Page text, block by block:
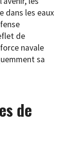
dans les eaux
de
navale
sa
de